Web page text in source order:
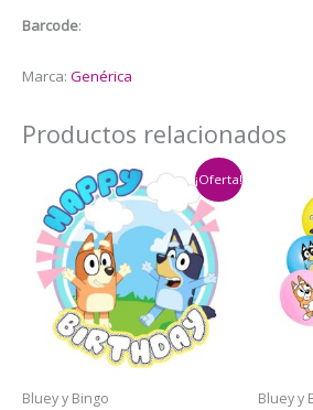
Barcode:
Marca: Genérica
Productos relacionados
¡Oferta!
Bluey y Bingo Bluey y